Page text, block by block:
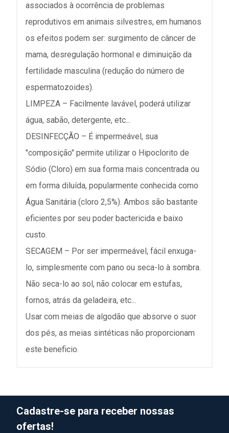
associados à ocorrência de problemas
reprodutivos em animais silvestres, em humanos
os efeitos podem ser: surgimento de câncer de
mama, desregulação hormonal e diminuição da
fertilidade masculina (redução do número de
espermatozoides).
LIMPEZA – Facilmente lavável, poderá utilizar
água, sabão, detergente, etc...
DESINFECÇÃO – É impermeável, sua
"composição" permite utilizar o Hipoclorito de
Sódio (Cloro) em sua forma mais concentrada ou
em forma diluída, popularmente conhecida como
Água Sanitária (cloro 2,5%). Ambos são bastante
eficientes por seu poder bactericida e baixo
custo.
SECAGEM – Por ser impermeável, fácil enxuga-
lo, simplesmente com pano ou seca-lo à sombra.
Não seca-lo ao sol, não colocar em estufas,
fornos, atrás da geladeira, etc...
Usar com meias de algodão que absorve o suor
dos pés, as meias sintéticas não proporcionam
este beneficio.
Cadastre-se para receber nossas
ofertas!